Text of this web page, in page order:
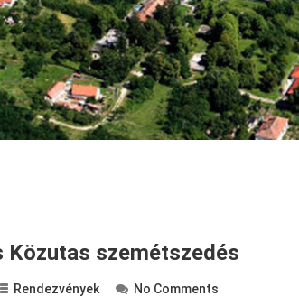
Közutas szemétszedés
Rendezvények No Comments